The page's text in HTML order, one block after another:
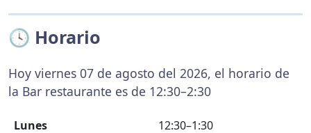
🕓 Horario
Hoy viernes 07 de agosto del 2026, el horario de
la Bar restaurante es de 12:30–2:30
Lunes
12:30–1:30